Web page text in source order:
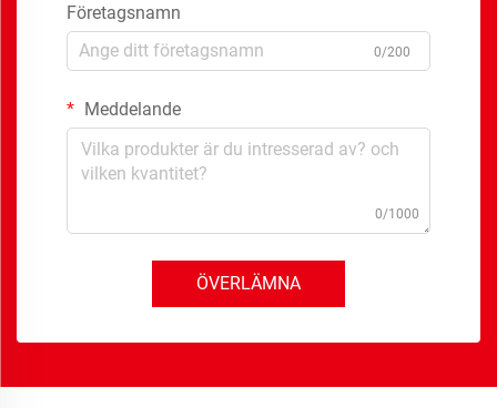
Företagsnamn
0/200
Meddelande
0/1000
ÖVERLÄMNA